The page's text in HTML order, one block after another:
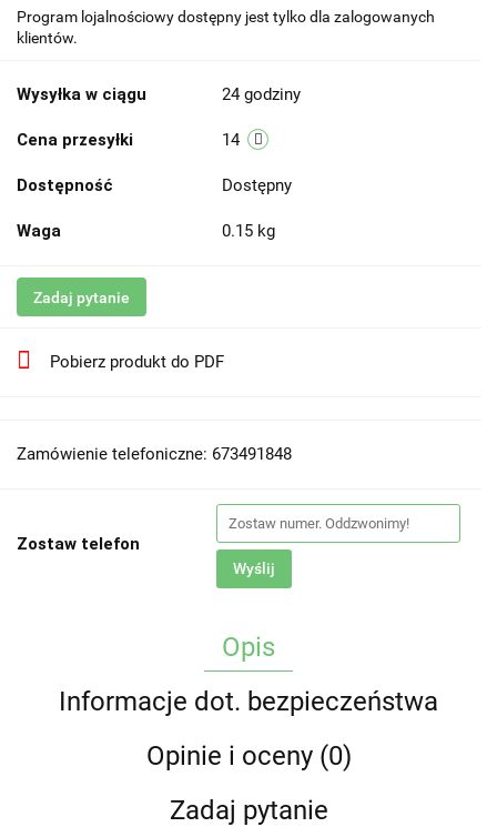
Program lojalnościowy dostępny jest tylko dla zalogowanych
klientów.
Wysyłka w ciągu 24 godziny
Cena przesyłki 14
Dostępność Dostępny
Waga 0.15 kg
Zadaj pytanie
Pobierz produkt do PDF
Zamówienie telefoniczne: 673491848
Zostaw telefon
Wyślij
Opis
Informacje dot. bezpieczeństwa
Opinie i oceny (0)
Zadaj pytanie